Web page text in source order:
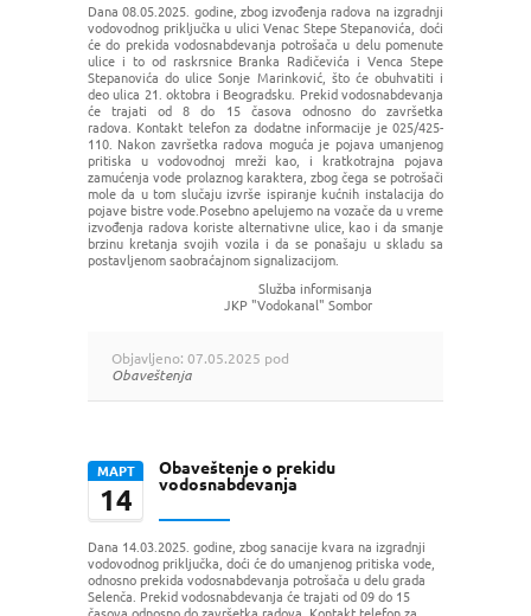
Dana 08.05.2025. godine, zbog izvođenja radova na izgradnji
vodovodnog priključka u ulici Venac Stepe Stepanovića, doći
će do prekida vodosnabdevanja potrošača u delu pomenute
ulice i to od raskrsnice Branka Radičevića i Venca Stepe
Stepanovića do ulice Sonje Marinković, što će obuhvatiti i
deo ulica 21. oktobra i Beogradsku. Prekid vodosnabdevanja
će trajati od 8 do 15 časova odnosno do završetka
radova. Kontakt telefon za dodatne informacije je 025/425-
110. Nakon završetka radova moguća je pojava umanjenog
pritiska u vodovodnoj mreži kao, i kratkotrajna pojava
zamućenja vode prolaznog karaktera, zbog čega se potrošači
mole da u tom slučaju izvrše ispiranje kućnih instalacija do
pojave bistre vode.Posebno apelujemo na vozače da u vreme
izvođenja radova koriste alternativne ulice, kao i da smanje
brzinu kretanja svojih vozila i da se ponašaju u skladu sa
postavljenom saobraćajnom signalizacijom.
Služba informisanja
JKP "Vodokanal" Sombor
Objavljeno: 07.05.2025 pod
Obaveštenja
МАРТ
14
Obaveštenje o prekidu
vodosnabdevanja
Dana 14.03.2025. godine, zbog sanacije kvara na izgradnji
vodovodnog priključka, doći će do umanjenog pritiska vode,
odnosno prekida vodosnabdevanja potrošača u delu grada
Selenča. Prekid vodosnabdevanja će trajati od 09 do 15